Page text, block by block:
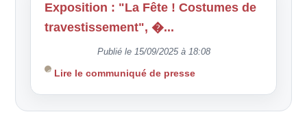
Exposition : "La Fête ! Costumes de
travestissement", �...
Publié le 15/09/2025 à 18:08
Lire le communiqué de presse